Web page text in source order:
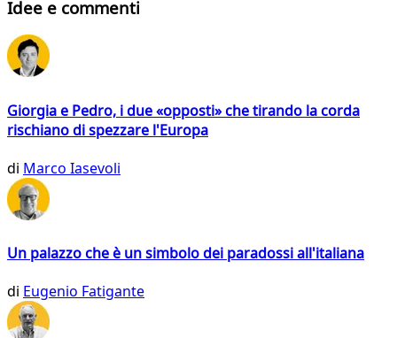
Idee e commenti
Giorgia e Pedro, i due «opposti» che tirando la corda
rischiano di spezzare l'Europa
di Marco Iasevoli
Un palazzo che è un simbolo dei paradossi all'italiana
di Eugenio Fatigante